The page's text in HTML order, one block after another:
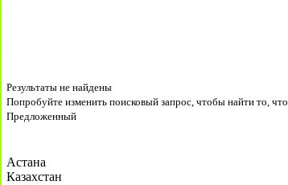
Результаты не найдены
Попробуйте изменить поисковый запрос, чтобы найти то,
Предложенный
Астана
Казахстан